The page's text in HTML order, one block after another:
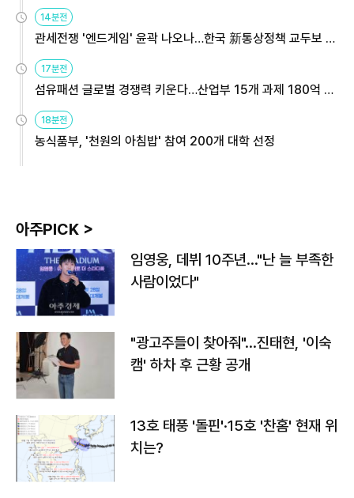
14분전
관세전쟁 '엔드게임' 윤곽 나오나…한국 新통상정책 교두보 활
17분전
섬유패션 글로벌 경쟁력 키운다…산업부 15개 과제 180억 지
18분전
농식품부, '천원의 아침밥' 참여 200개 대학 선정
아주PICK >
임영웅, 데뷔 10주년…"난 늘 부족한
사람이었다"
"광고주들이 찾아줘"…진태현, '이숙
캠' 하차 후 근황 공개
13호 태풍 '돌핀'·15호 '찬홈' 현재 위
치는?